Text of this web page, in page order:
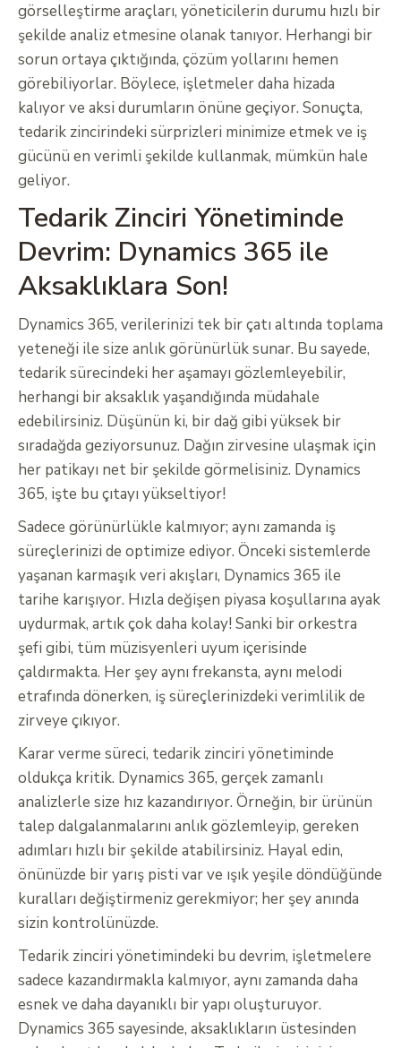
görselleştirme araçları, yöneticilerin durumu hızlı bir
şekilde analiz etmesine olanak tanıyor. Herhangi bir
sorun ortaya çıktığında, çözüm yollarını hemen
görebiliyorlar. Böylece, işletmeler daha hizada
kalıyor ve aksi durumların önüne geçiyor. Sonuçta,
tedarik zincirindeki sürprizleri minimize etmek ve iş
gücünü en verimli şekilde kullanmak, mümkün hale
geliyor.
Tedarik Zinciri Yönetiminde
Devrim: Dynamics 365 ile
Aksaklıklara Son!
Dynamics 365, verilerinizi tek bir çatı altında toplama
yeteneği ile size anlık görünürlük sunar. Bu sayede,
tedarik sürecindeki her aşamayı gözlemleyebilir,
herhangi bir aksaklık yaşandığında müdahale
edebilirsiniz. Düşünün ki, bir dağ gibi yüksek bir
sıradağda geziyorsunuz. Dağın zirvesine ulaşmak için
her patikayı net bir şekilde görmelisiniz. Dynamics
365, işte bu çıtayı yükseltiyor!
Sadece görünürlükle kalmıyor; aynı zamanda iş
süreçlerinizi de optimize ediyor. Önceki sistemlerde
yaşanan karmaşık veri akışları, Dynamics 365 ile
tarihe karışıyor. Hızla değişen piyasa koşullarına ayak
uydurmak, artık çok daha kolay! Sanki bir orkestra
şefi gibi, tüm müzisyenleri uyum içerisinde
çaldırmakta. Her şey aynı frekansta, aynı melodi
etrafında dönerken, iş süreçlerinizdeki verimlilik de
zirveye çıkıyor.
Karar verme süreci, tedarik zinciri yönetiminde
oldukça kritik. Dynamics 365, gerçek zamanlı
analizlerle size hız kazandırıyor. Örneğin, bir ürünün
talep dalgalanmalarını anlık gözlemleyip, gereken
adımları hızlı bir şekilde atabilirsiniz. Hayal edin,
önünüzde bir yarış pisti var ve ışık yeşile döndüğünde
kuralları değiştirmeniz gerekmiyor; her şey anında
sizin kontrolünüzde.
Tedarik zinciri yönetimindeki bu devrim, işletmelere
sadece kazandırmakla kalmıyor, aynı zamanda daha
esnek ve daha dayanıklı bir yapı oluşturuyor.
Dynamics 365 sayesinde, aksaklıkların üstesinden